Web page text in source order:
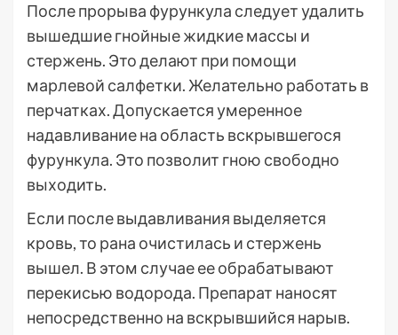
После прорыва фурункула следует удалить
вышедшие гнойные жидкие массы и
стержень. Это делают при помощи
марлевой салфетки. Желательно работать в
перчатках. Допускается умеренное
надавливание на область вскрывшегося
фурункула. Это позволит гною свободно
выходить.
Если после выдавливания выделяется
кровь, то рана очистилась и стержень
вышел. В этом случае ее обрабатывают
перекисью водорода. Препарат наносят
непосредственно на вскрывшийся нарыв.